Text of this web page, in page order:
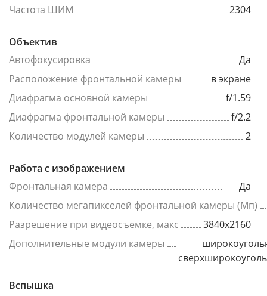
Частота ШИМ 2304
Объектив
Автофокусировка
Да
Расположение фронтальной камеры
в экране
Диафрагма основной камеры
f/1.59
Диафрагма фронтальной камеры
f/2.2
Количество модулей камеры
2
Работа с изображением
Фронтальная камера
Да
Количество мегапикселей фронтальной камеры (Мп)
Разрешение при видеосъемке, макс
3840x2160
Дополнительные модули камеры
Вспышка